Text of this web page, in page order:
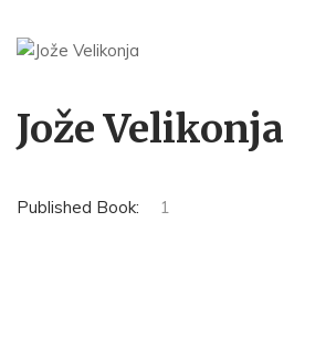
Jože Velikonja
Published Book: 1